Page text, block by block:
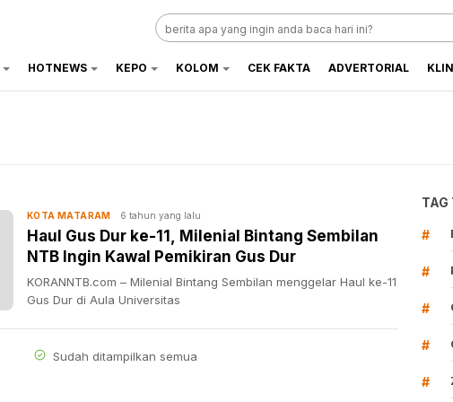
HOTNEWS KEPO KOLOM CEK FAKTA ADVERTORIAL
KOTA MATARAM 6 tahun yang lalu
Haul Gus Dur ke-11, Milenial Bintang Sembilan
NTB Ingin Kawal Pemikiran Gus Dur
KORANNTB.com – Milenial Bintang Sembilan menggelar Haul ke-11
Gus Dur di Aula Universitas
Sudah ditampilkan semua
TAG
#
#
#
#
#